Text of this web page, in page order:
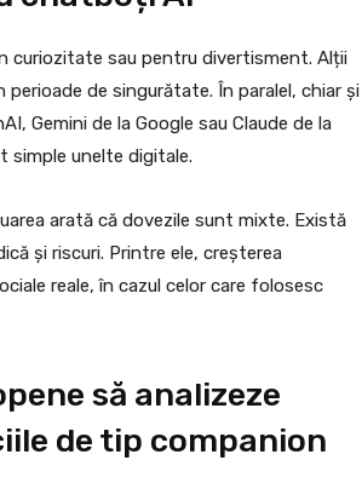
curiozitate sau pentru divertisment. Alții
de singurătate. În paralel, chiar și
Gemini de la Google sau Claude de la
simple unelte digitale.
arată că dovezile sunt mixte. Există
și riscuri. Printre ele, creșterea
reale, în cazul celor care folosesc
să analizeze
de tip companion